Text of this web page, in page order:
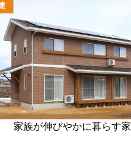
家族が伸びやかに暮らす家